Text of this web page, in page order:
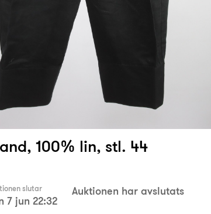
100% lin, stl. 44
slutar
7 jun 22:32
Auktionen har avslutats